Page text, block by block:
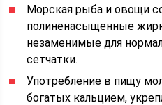
Морская рыба и овощи
полиненасыщенные
незаменимые для
сетчатки.
Употребление в пищу
богатых кальцием,